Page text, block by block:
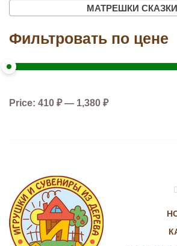
МАТРЕШКИ СКАЗКИ
Фильтровать по цене
Price: 410 ₽— 1,380 ₽